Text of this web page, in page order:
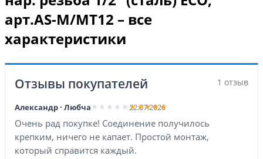
арт.AS-M/MT12 – все
характеристики
Отзывы покупателей 1 отзыв
Александр · Любча 22.07.2026
Очень рад покупке! Соединение получилось
крепким, ничего не капает. Простой монтаж,
который справится каждый.